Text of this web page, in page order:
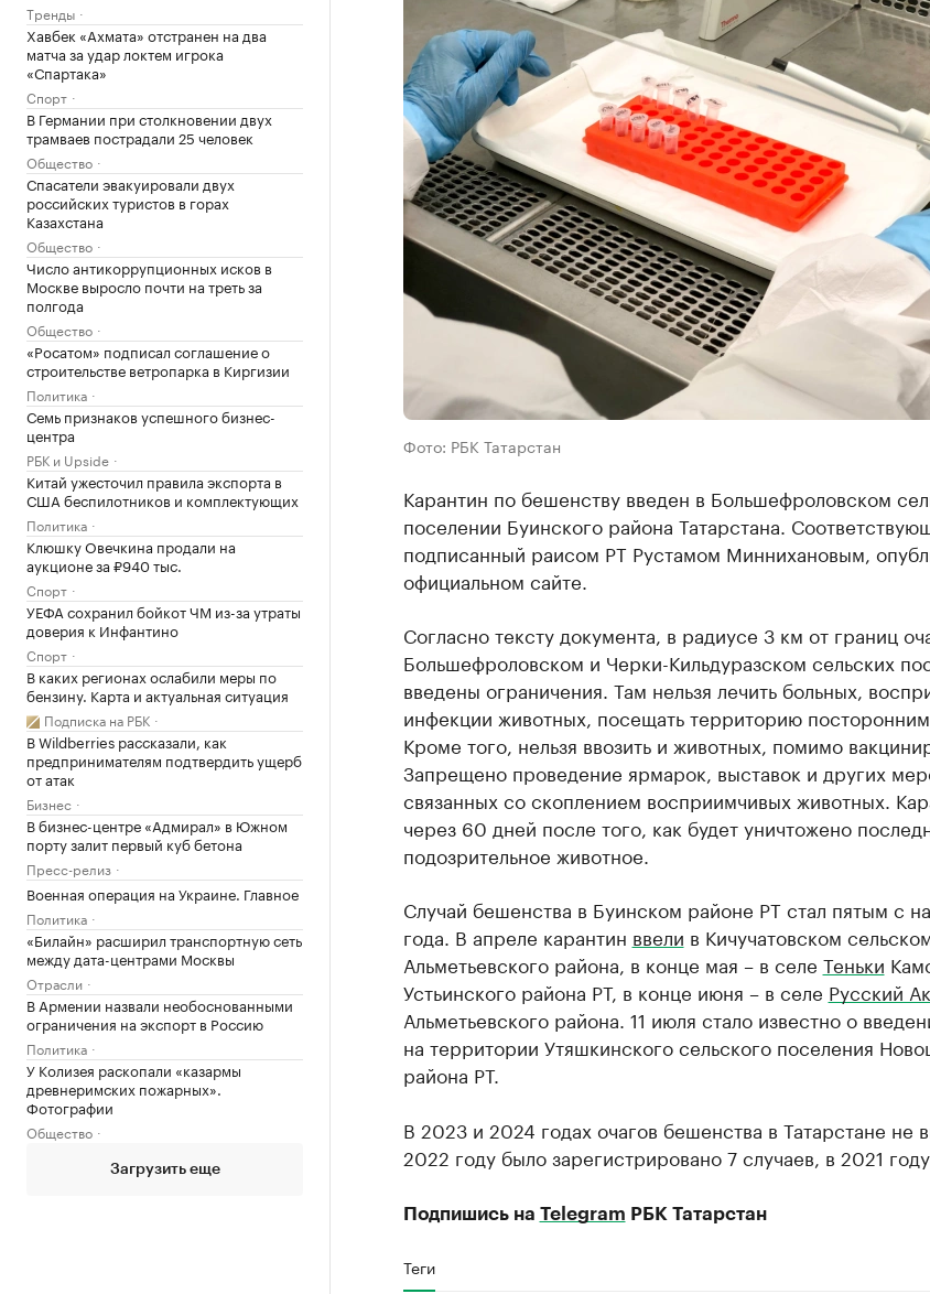
Тренды
Хавбек «Ахмата» отстранен на два
матча за удар локтем игрока
«Спартака»
Спорт
В Германии при столкновении двух
трамваев пострадали 25 человек
Общество
Спасатели эвакуировали двух
российских туристов в горах
Казахстана
Общество
Число антикоррупционных исков в
Москве выросло почти на треть за
полгода
Общество
«Росатом» подписал соглашение о
строительстве ветропарка в Киргизии
Политика
Семь признаков успешного бизнес-
центра
РБК и Upside
Китай ужесточил правила экспорта в
США беспилотников и комплектующих
Политика
Клюшку Овечкина продали на
аукционе за ₽940 тыс.
Спорт
УЕФА сохранил бойкот ЧМ из-за утраты
доверия к Инфантино
Спорт
В каких регионах ослабили меры по
бензину. Карта и актуальная ситуация
Подписка на РБК
В Wildberries рассказали, как
предпринимателям подтвердить ущерб
от атак
Бизнес
В бизнес-центре «Адмирал» в Южном
порту залит первый куб бетона
Пресс-релиз
Военная операция на Украине. Главное
Политика
«Билайн» расширил транспортную сеть
между дата-центрами Москвы
Отрасли
В Армении назвали необоснованными
ограничения на экспорт в Россию
Политика
У Колизея раскопали «казармы
древнеримских пожарных».
Фотографии
Общество
Загрузить еще
Фото: РБК Татарстан
Карантин по бешенству введен в Большефроловском
поселении Буинского района Татарстана.
подписанный раисом РТ Рустамом Миннихановым,
официальном сайте.
Согласно тексту документа, в радиусе 3 км от границ
Большефроловском и Черки-Кильдуразском сельских
введены ограничения. Там нельзя лечить больных,
инфекции животных, посещать территорию
Кроме того, нельзя ввозить и животных, помимо
Запрещено проведение ярмарок, выставок и других
связанных со скоплением восприимчивых животных.
через 60 дней после того, как будет уничтожено
подозрительное животное.
Случай бешенства в Буинском районе РТ стал пятым с
года. В апреле карантин ввели в Кичучатовском
Альметьевского района, в конце мая – в селе Теньки
Устьинского района РТ, в конце июня – в селе Русский
Альметьевского района. 11 июля стало известно о
на территории Утяшкинского сельского поселения
района РТ.
В 2023 и 2024 годах очагов бешенства в Татарстане не
2022 году было зарегистрировано 7 случаев, в 2021
Подпишись на Telegram РБК Татарстан
Теги